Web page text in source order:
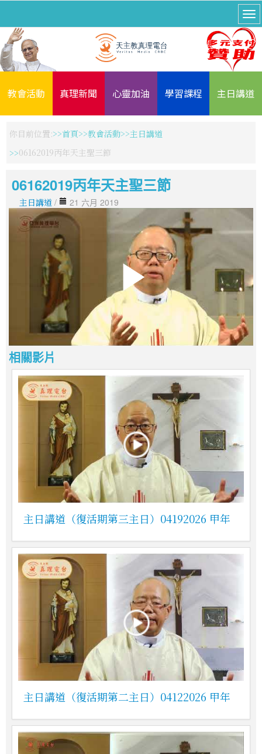
教會活動 真理新聞 心靈加油 學習課程 主日講道
你目前位置: 首頁 教會活動
主日講道
06162019丙年天主聖三節
06162019丙年天主聖三節
主日講道 / 21 六月 2019
相關影片
主日講道（復活期第三主日）04192026 甲年
主日講道（復活期第二主日）04122026 甲年